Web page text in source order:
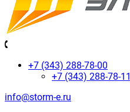
+7 (343) 288-78-00
+7 (343) 288-78-11
info@storm-e.ru